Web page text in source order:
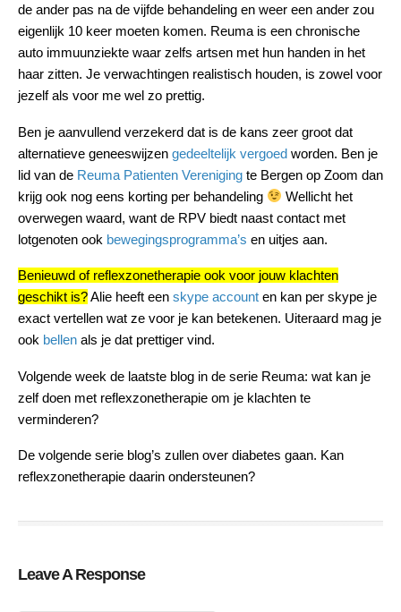
de ander pas na de vijfde behandeling en weer een ander zou
eigenlijk 10 keer moeten komen. Reuma is een chronische
auto immuunziekte waar zelfs artsen met hun handen in het
haar zitten. Je verwachtingen realistisch houden, is zowel voor
jezelf als voor me wel zo prettig.
Ben je aanvullend verzekerd dat is de kans zeer groot dat
alternatieve geneeswijzen gedeeltelijk vergoed worden. Ben je
lid van de Reuma Patienten Vereniging te Bergen op Zoom dan
krijg ook nog eens korting per behandeling
Wellicht het
overwegen waard, want de RPV biedt naast contact met
lotgenoten ook bewegingsprogramma’s en uitjes aan.
Benieuwd of reflexzonetherapie ook voor jouw klachten
geschikt is?Alie heeft een skype account en kan per skype je
exact vertellen wat ze voor je kan betekenen. Uiteraard mag je
ook bellen als je dat prettiger vind.
Volgende week de laatste blog in de serie Reuma: wat kan je
zelf doen met reflexzonetherapie om je klachten te
verminderen?
De volgende serie blog’s zullen over diabetes gaan. Kan
reflexzonetherapie daarin ondersteunen?
Leave A Response